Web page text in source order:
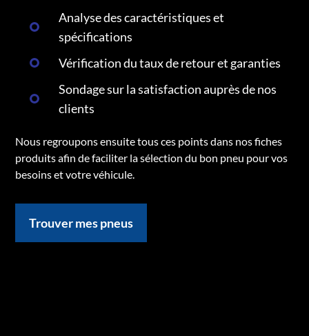
Analyse des caractéristiques et
spécifications
Vérification du taux de retour et garanties
Sondage sur la satisfaction auprès de nos
clients
Nous regroupons ensuite tous ces points dans nos fiches
produits afin de faciliter la sélection du bon pneu pour vos
besoins et votre véhicule.
Trouver mes pneus